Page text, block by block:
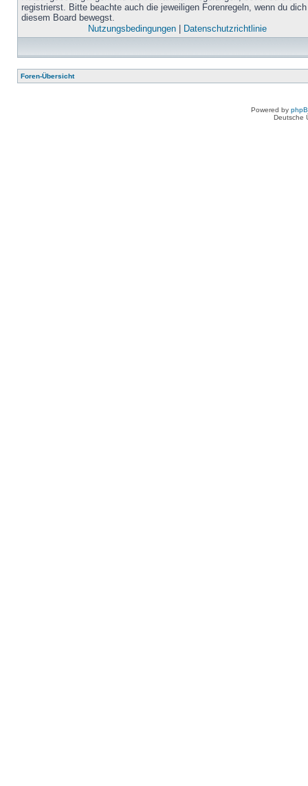
registrierst. Bitte beachte auch die jeweiligen Forenregeln, wenn du
diesem Board bewegst.
Nutzungsbedingungen| Datenschutzrichtlinie
Foren-Übersicht
Powered by
Deutsche